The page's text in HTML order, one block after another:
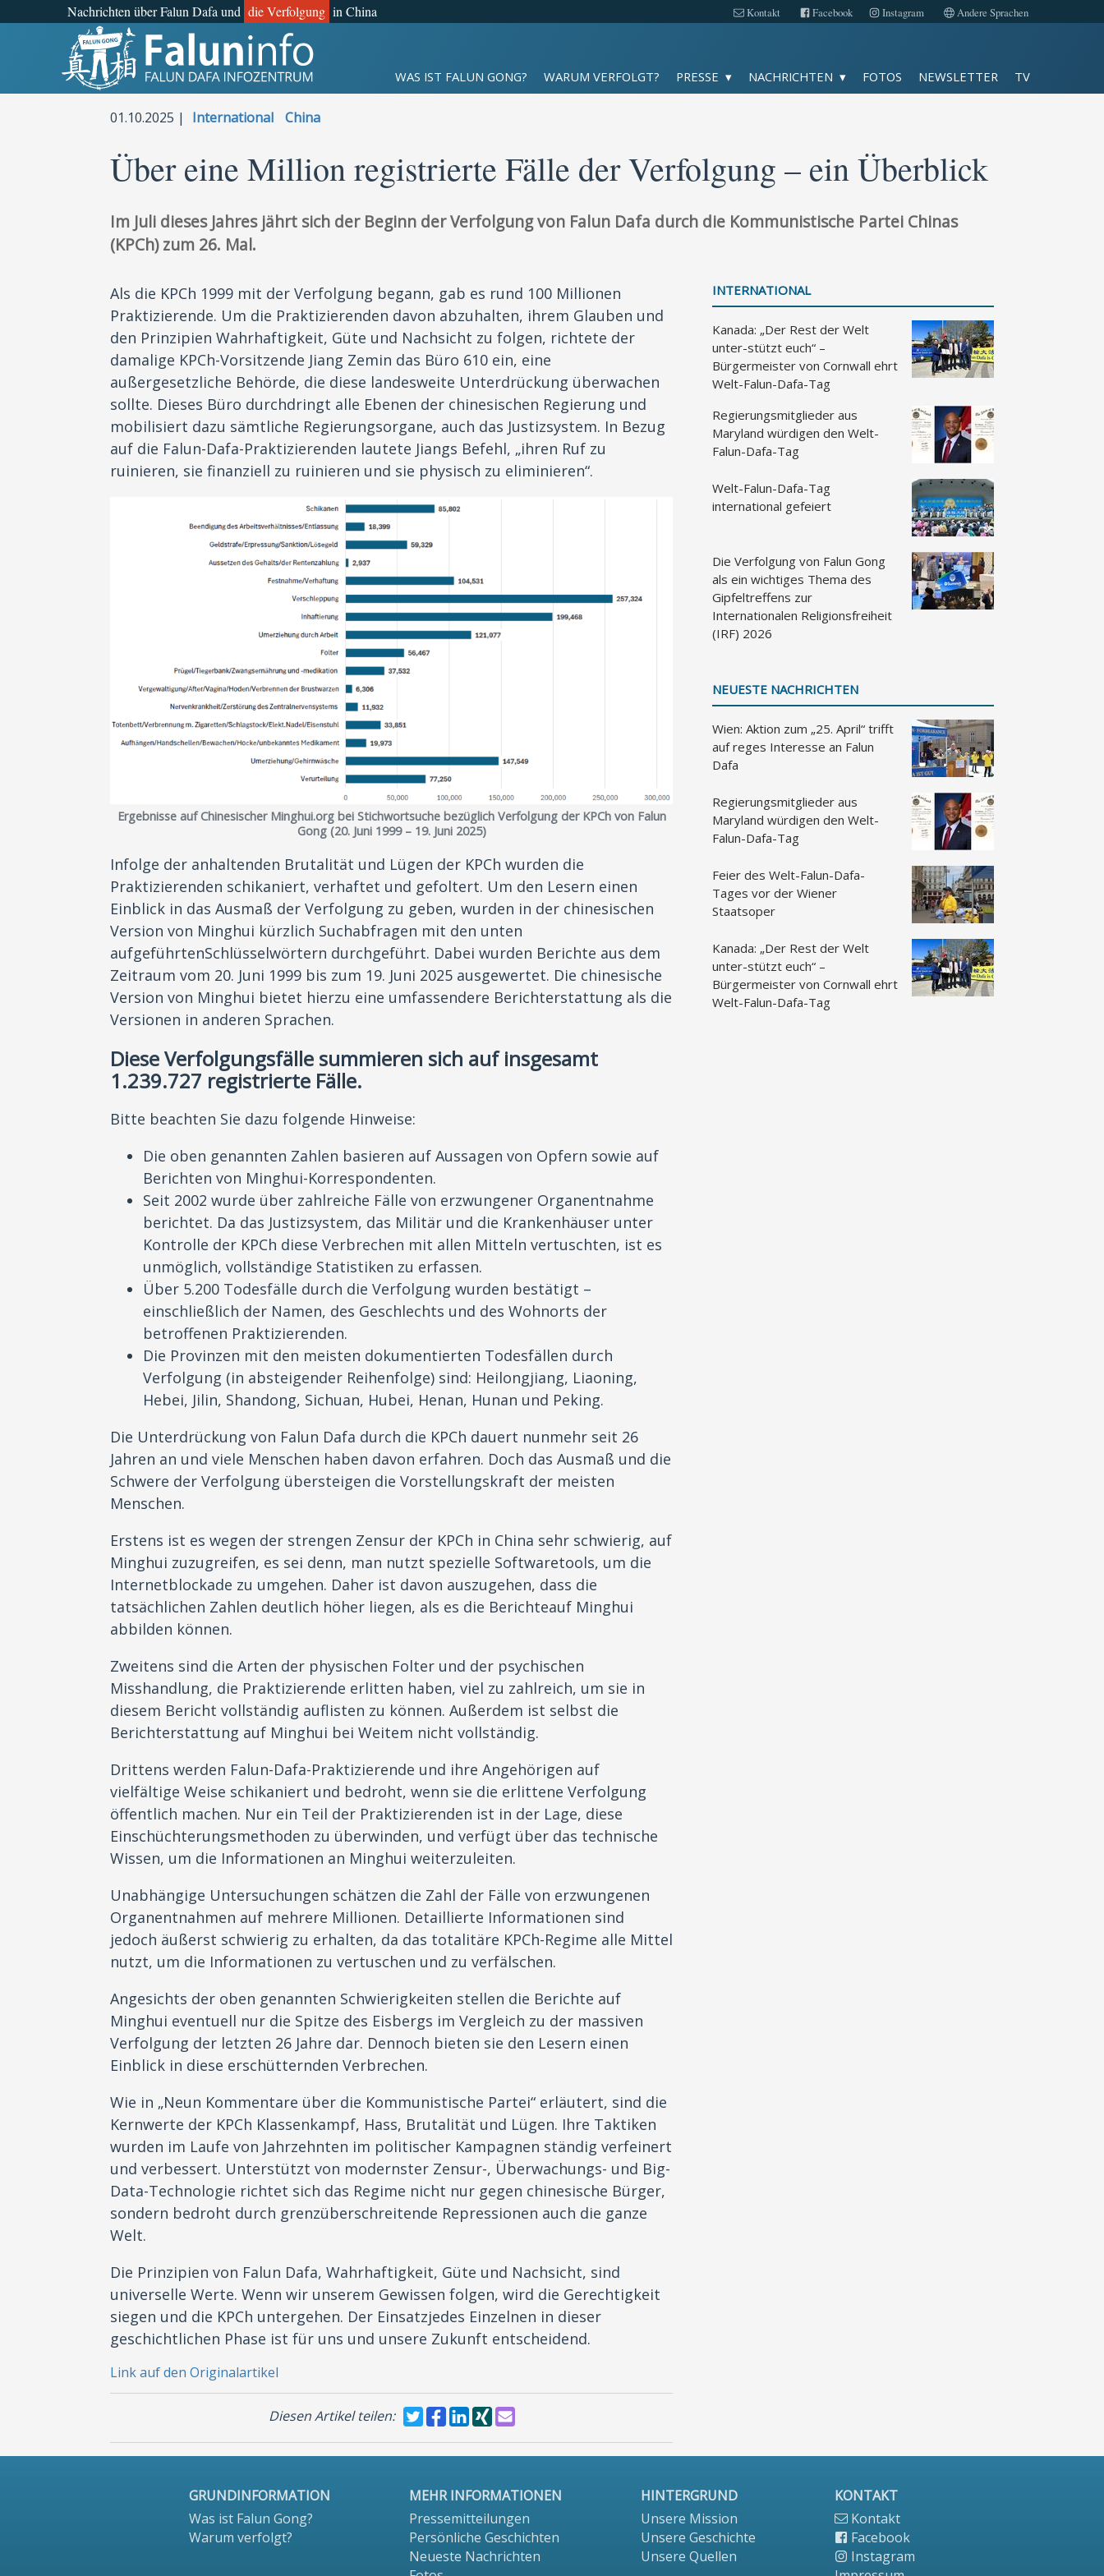
Nachrichten über Falun Dafa und die Verfolgung in China Kontakt Facebook Instagram Andere Sprachen
WAS IST FALUN GONG? WARUM VERFOLGT? PRESSE NACHRICHTEN FOTOS NEWSLETTER TV
Was ist Falun Gong?
Warum verfolgt?
Pressemitteilungen
Persönliche Geschichten
Newsletter
Fotos
Andere Sprachen
01.10.2025 | International China
Über eine Million registrierte Fälle der Verfolgung – ein Überblick
Im Juli dieses Jahres jährt sich der Beginn der Verfolgung von Falun Dafa durch die Kommunistische Partei Chinas
(KPCh) zum 26. Mal.
Als die KPCh 1999 mit der Verfolgung begann, gab es rund 100 Millionen
Praktizierende. Um die Praktizierenden davon abzuhalten, ihrem Glauben und
den Prinzipien Wahrhaftigkeit, Güte und Nachsicht zu folgen, richtete der
damalige KPCh-Vorsitzende Jiang Zemin das Büro 610 ein, eine
außergesetzliche Behörde, die diese landesweite Unterdrückung überwachen
sollte. Dieses Büro durchdringt alle Ebenen der chinesischen Regierung und
mobilisiert dazu sämtliche Regierungsorgane, auch das Justizsystem. In Bezug
auf die Falun-Dafa-Praktizierenden lautete Jiangs Befehl, „ihren Ruf zu
ruinieren, sie finanziell zu ruinieren und sie physisch zu eliminieren“.
Ergebnisse auf Chinesischer Minghui.org bei Stichwortsuche bezüglich Verfolgung der KPCh von Falun
Gong (20. Juni 1999 – 19. Juni 2025)
Infolge der anhaltenden Brutalität und Lügen der KPCh wurden die
Praktizierenden schikaniert, verhaftet und gefoltert. Um den Lesern einen
Einblick in das Ausmaß der Verfolgung zu geben, wurden in der chinesischen
Version von Minghui kürzlich Suchabfragen mit den unten
aufgeführtenSchlüsselwörtern durchgeführt. Dabei wurden Berichte aus dem
Zeitraum vom 20. Juni 1999 bis zum 19. Juni 2025 ausgewertet. Die chinesische
Version von Minghui bietet hierzu eine umfassendere Berichterstattung als die
Versionen in anderen Sprachen.
Diese Verfolgungsfälle summieren sich auf insgesamt
1.239.727 registrierte Fälle.
Bitte beachten Sie dazu folgende Hinweise:
Die oben genannten Zahlen basieren auf Aussagen von Opfern sowie auf
Berichten von Minghui-Korrespondenten.
Seit 2002 wurde über zahlreiche Fälle von erzwungener Organentnahme
berichtet. Da das Justizsystem, das Militär und die Krankenhäuser unter
Kontrolle der KPCh diese Verbrechen mit allen Mitteln vertuschten, ist es
unmöglich, vollständige Statistiken zu erfassen.
Über 5.200 Todesfälle durch die Verfolgung wurden bestätigt –
einschließlich der Namen, des Geschlechts und des Wohnorts der
betroffenen Praktizierenden.
Die Provinzen mit den meisten dokumentierten Todesfällen durch
Verfolgung (in absteigender Reihenfolge) sind: Heilongjiang, Liaoning,
Hebei, Jilin, Shandong, Sichuan, Hubei, Henan, Hunan und Peking.
Die Unterdrückung von Falun Dafa durch die KPCh dauert nunmehr seit 26
Jahren an und viele Menschen haben davon erfahren. Doch das Ausmaß und die
Schwere der Verfolgung übersteigen die Vorstellungskraft der meisten
Menschen.
Erstens ist es wegen der strengen Zensur der KPCh in China sehr schwierig, auf
Minghui zuzugreifen, es sei denn, man nutzt spezielle Softwaretools, um die
Internetblockade zu umgehen. Daher ist davon auszugehen, dass die
tatsächlichen Zahlen deutlich höher liegen, als es die Berichteauf Minghui
abbilden können.
Zweitens sind die Arten der physischen Folter und der psychischen
Misshandlung, die Praktizierende erlitten haben, viel zu zahlreich, um sie in
diesem Bericht vollständig auflisten zu können. Außerdem ist selbst die
Berichterstattung auf Minghui bei Weitem nicht vollständig.
Drittens werden Falun-Dafa-Praktizierende und ihre Angehörigen auf
vielfältige Weise schikaniert und bedroht, wenn sie die erlittene Verfolgung
öffentlich machen. Nur ein Teil der Praktizierenden ist in der Lage, diese
Einschüchterungsmethoden zu überwinden, und verfügt über das technische
Wissen, um die Informationen an Minghui weiterzuleiten.
Unabhängige Untersuchungen schätzen die Zahl der Fälle von erzwungenen
Organentnahmen auf mehrere Millionen. Detaillierte Informationen sind
jedoch äußerst schwierig zu erhalten, da das totalitäre KPCh-Regime alle Mittel
nutzt, um die Informationen zu vertuschen und zu verfälschen.
Angesichts der oben genannten Schwierigkeiten stellen die Berichte auf
Minghui eventuell nur die Spitze des Eisbergs im Vergleich zu der massiven
Verfolgung der letzten 26 Jahre dar. Dennoch bieten sie den Lesern einen
Einblick in diese erschütternden Verbrechen.
Wie in „Neun Kommentare über die Kommunistische Partei“ erläutert, sind die
Kernwerte der KPCh Klassenkampf, Hass, Brutalität und Lügen. Ihre Taktiken
wurden im Laufe von Jahrzehnten im politischer Kampagnen ständig verfeinert
und verbessert. Unterstützt von modernster Zensur-, Überwachungs- und Big-
Data-Technologie richtet sich das Regime nicht nur gegen chinesische Bürger,
sondern bedroht durch grenzüberschreitende Repressionen auch die ganze
Welt.
Die Prinzipien von Falun Dafa, Wahrhaftigkeit, Güte und Nachsicht, sind
universelle Werte. Wenn wir unserem Gewissen folgen, wird die Gerechtigkeit
siegen und die KPCh untergehen. Der Einsatzjedes Einzelnen in dieser
geschichtlichen Phase ist für uns und unsere Zukunft entscheidend.
Link auf den Originalartikel
Diesen Artikel teilen:
INTERNATIONAL
Kanada: „Der Rest der Welt
unter-stützt euch“ –
Bürgermeister von Cornwall ehrt
Welt-Falun-Dafa-Tag
Regierungsmitglieder aus
Maryland würdigen den Welt-
Falun-Dafa-Tag
Welt-Falun-Dafa-Tag
international gefeiert
Die Verfolgung von Falun Gong
als ein wichtiges Thema des
Gipfeltreffens zur
Internationalen Religionsfreiheit
(IRF) 2026
NEUESTE NACHRICHTEN
Wien: Aktion zum „25. April“ trifft
auf reges Interesse an Falun
Dafa
Regierungsmitglieder aus
Maryland würdigen den Welt-
Falun-Dafa-Tag
Feier des Welt-Falun-Dafa-
Tages vor der Wiener
Staatsoper
Kanada: „Der Rest der Welt
unter-stützt euch“ –
Bürgermeister von Cornwall ehrt
Welt-Falun-Dafa-Tag
GRUNDINFORMATION
Was ist Falun Gong?
Warum verfolgt?
MEHR INFORMATIONEN
Pressemitteilungen
Persönliche Geschichten
Neueste Nachrichten
HINTERGRUND
Unsere Mission
Unsere Geschichte
Unsere Quellen
KONTAKT
Kontakt
Facebook
Instagram